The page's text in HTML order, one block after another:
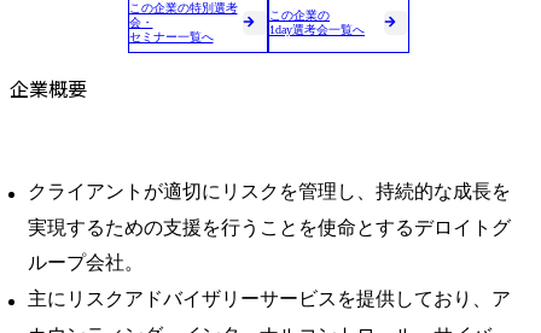
この企業の特別選考
会・
セミナー一覧へ
この企業の
1day選考会一覧へ
企業概要
クライアントが適切にリスクを管理し、持続的な成長を
実現するための支援を行うことを使命とするデロイトグ
ループ会社。
主にリスクアドバイザリーサービスを提供しており、ア